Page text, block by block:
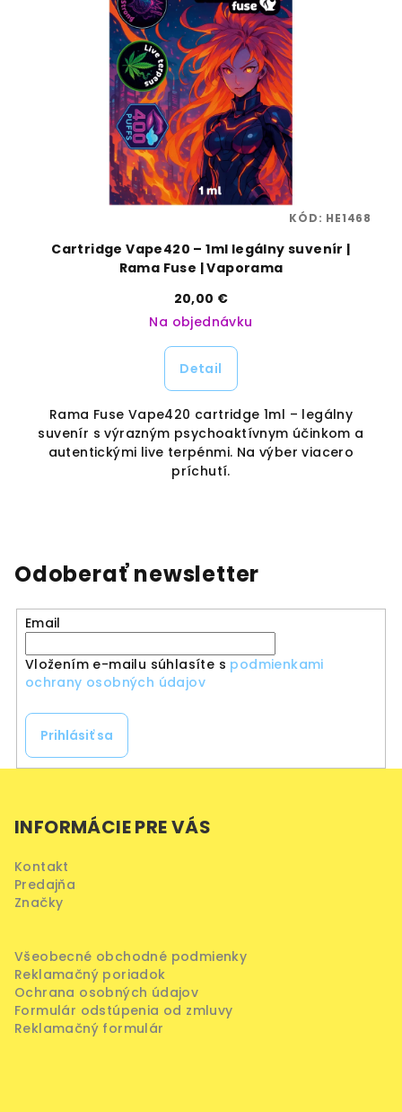
Cartridge Vape420 – 1ml legálny suvenír |
Rama Fuse | Vaporama
20,00 €
Na objednávku
Detail
Rama Fuse Vape420 cartridge 1ml – legálny
suvenír s výrazným psychoaktívnym účinkom a
autentickými live terpénmi. Na výber viacero
príchutí.
KÓD: HE1468
Odoberať newsletter
Email
Vložením e-mailu súhlasíte s podmienkami
ochrany osobných údajov
Prihlásiť sa
INFORMÁCIE PRE VÁS
Kontakt
Predajňa
Značky
Všeobecné obchodné podmienky
Reklamačný poriadok
Ochrana osobných údajov
Formulár odstúpenia od zmluvy
Reklamačný formulár